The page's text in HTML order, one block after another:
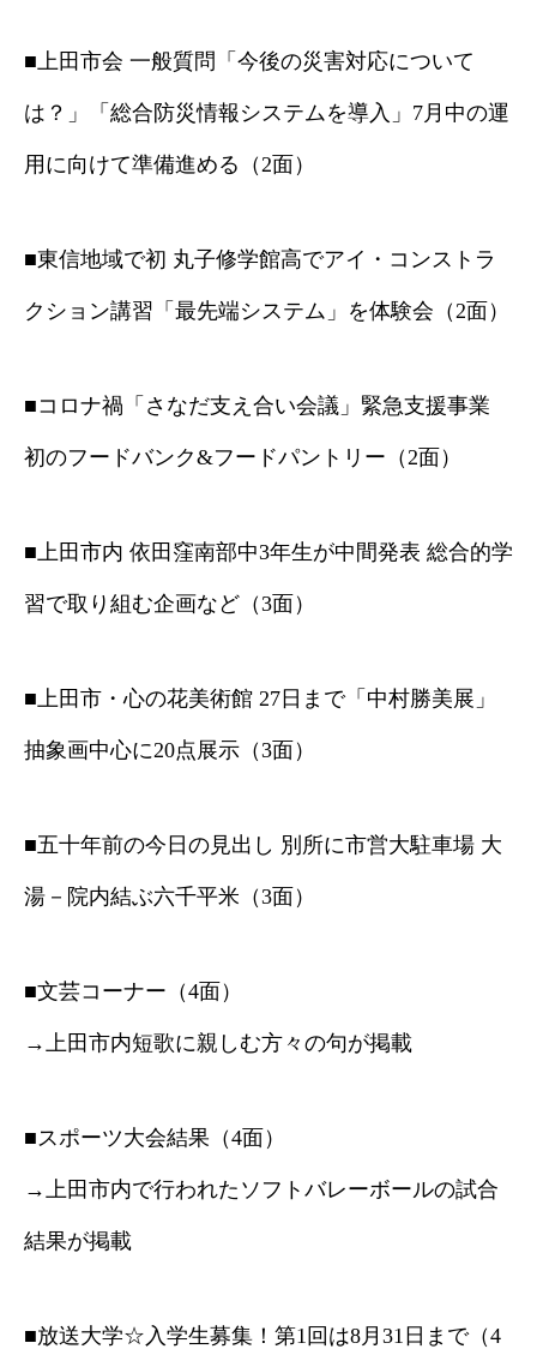
■上田市会 一般質問「今後の災害対応について
は？」「総合防災情報システムを導入」7月中の運
用に向けて準備進める（2面）
■東信地域で初 丸子修学館高でアイ・コンストラ
クション講習「最先端システム」を体験会（2面）
■コロナ禍「さなだ支え合い会議」緊急支援事業
初のフードバンク&フードパントリー（2面）
■上田市内 依田窪南部中3年生が中間発表 総合的学
習で取り組む企画など（3面）
■上田市・心の花美術館 27日まで「中村勝美展」
抽象画中心に20点展示（3面）
■五十年前の今日の見出し 別所に市営大駐車場 大
湯－院内結ぶ六千平米（3面）
■文芸コーナー（4面）
→上田市内短歌に親しむ方々の句が掲載
■スポーツ大会結果（4面）
→上田市内で行われたソフトバレーボールの試合
結果が掲載
■放送大学☆入学生募集！第1回は8月31日まで（4